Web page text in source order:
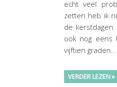
echt veel
zetten heb ik
de
ook nog eens
vijftien graden…
VERDER LEZEN »